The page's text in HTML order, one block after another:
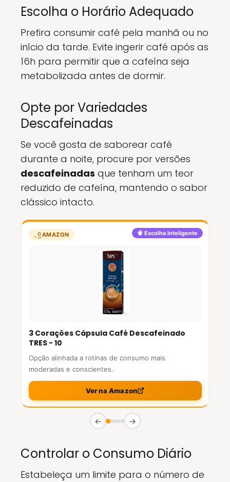
Escolha o Horário Adequado
Prefira consumir café pela manhã ou no
início da tarde. Evite ingerir café após as
16h para permitir que a cafeína seja
metabolizada antes de dormir.
Opte por Variedades
Descafeinadas
Se você gosta de saborear café
durante a noite, procure por versões
descafeinadas que tenham um teor
reduzido de cafeína, mantendo o sabor
clássico intacto.
🧠 Escolha Inteligente
AMAZON
3 Corações Cápsula Café Descafeinado
TRES - 10
Opção alinhada a rotinas de consumo mais
moderadas e conscientes.
Ver na Amazon
← →
Controlar o Consumo Diário
Estabeleça um limite para o número de